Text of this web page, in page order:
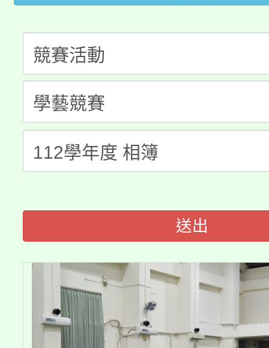
開!
115年桃園市運動會8/
田徑場及游泳池舉行。
桃園市低收入戶享有免
視費優惠，中低收入戶
半價優惠，詳情可洽有
者。
大園自造教育及科技中
份教師增能研習
大溪自造教育及科技中
份教師研習
淨零綠生活教案入校路
送出